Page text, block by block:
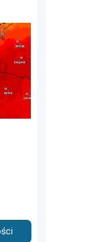
3 sierpnia 2026
. . sobota, 1 sierpnia